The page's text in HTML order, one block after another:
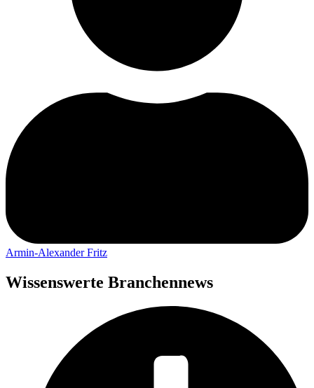
Armin-Alexander Fritz
Wissenswerte Branchennews